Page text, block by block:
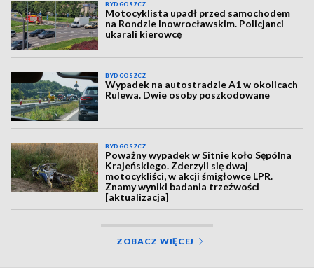
BYDGOSZCZ
Motocyklista upadł przed samochodem
na Rondzie Inowrocławskim. Policjanci
ukarali kierowcę
BYDGOSZCZ
Wypadek na autostradzie A1 w okolicach
Rulewa. Dwie osoby poszkodowane
BYDGOSZCZ
Poważny wypadek w Sitnie koło Sępólna
Krajeńskiego. Zderzyli się dwaj
motocykliści, w akcji śmigłowce LPR.
Znamy wyniki badania trzeźwości
[aktualizacja]
ZOBACZ WIĘCEJ